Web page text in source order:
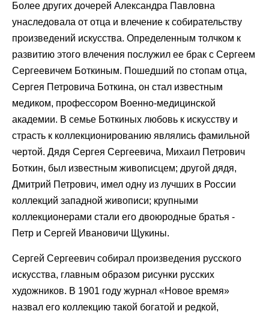
Более других дочерей Александра Павловна
унаследовала от отца и влечение к собирательству
произведений искусства. Определенным толчком к
развитию этого влечения послужил ее брак с Сергеем
Сергеевичем Боткиным. Пошедший по стопам отца,
Сергея Петровича Боткина, он стал известным
медиком, профессором Военно-медицинской
академии. В семье Боткиных любовь к искусству и
страсть к коллекционированию являлись фамильной
чертой. Дядя Сергея Сергеевича, Михаил Петрович
Боткин, был известным живописцем; другой дядя,
Дмитрий Петрович, имел одну из лучших в России
коллекций западной живописи; крупными
коллекционерами стали его двоюродные братья -
Петр и Сергей Ивановичи Щукины.
Сергей Сергеевич собирал произведения русского
искусства, главным образом рисунки русских
художников. В 1901 году журнал «Новое время»
назвал его коллекцию такой богатой и редкой,